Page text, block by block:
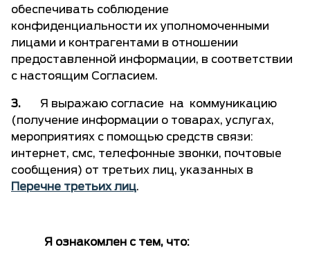
обеспечивать соблюдение
конфиденциальности их уполномоченными
лицами и контрагентами в отношении
предоставленной информации, в соответствии
с настоящим Согласием.
3. Я выражаю согласие на коммуникацию
(получение информации о товарах, услугах,
мероприятиях с помощью средств связи:
интернет, смс, телефонные звонки, почтовые
сообщения) от третьих лиц, указанных в
Перечне третьих лиц.
Я ознакомлен с тем, что: